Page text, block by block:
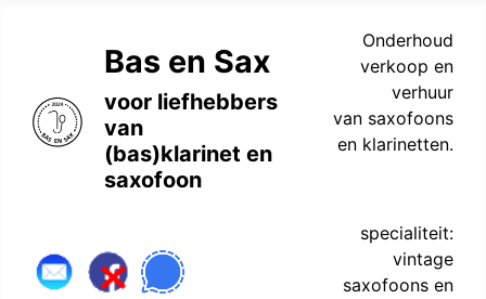
Bas en Sax
voor liefhebbers
van
(bas)klarinet en
saxofoon
Onderhoud
verkoop en
verhuur
van saxofoons
en klarinetten.
specialiteit:
vintage
saxofoons en